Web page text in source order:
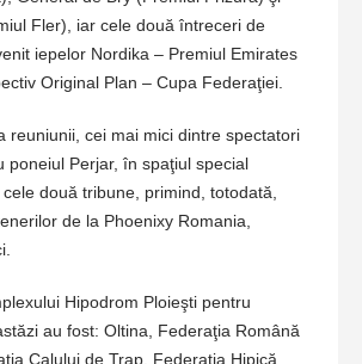
Fler), iar cele două întreceri de
iepelor Nordika – Premiul Emirates
Original Plan – Cupa Federaţiei.
reuniunii, cei mai mici dintre spectatori
poneiul Perjar, în spaţiul special
două tribune, primind, totodată,
de la Phoenixy Romania,
Hipodrom Ploieşti pentru
au fost: Oltina, Federaţia Română
Calului de Trap, Federaţia Hipică